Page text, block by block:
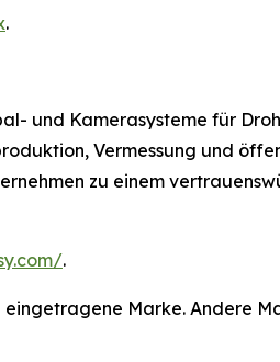
.
und Kamerasysteme für
Vermessung und
zu einem
.
Marke. Andere